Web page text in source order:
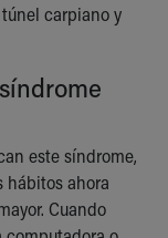
carpiano y
este síndrome,
hábitos ahora
Cuando